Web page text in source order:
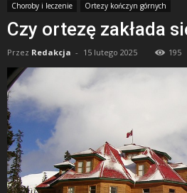
Choroby i leczenie Ortezy kończyn górnych
Czy ortezę zakłada
Przez Redakcja - 15 lutego 2025 195